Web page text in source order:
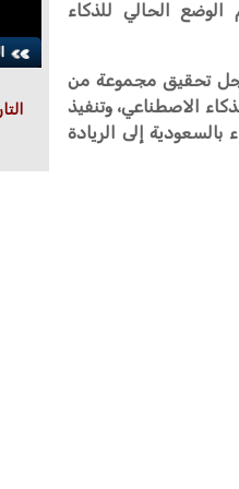
الحالي للذكاء
تحقيق مجموعة من
الاصطناعي، وتنفيذ
بالسعودية إلى الريادة